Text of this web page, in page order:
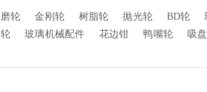
磨轮 金刚轮 树脂轮 抛光轮 BD轮
轮
玻璃机械配件 花边钳 鸭嘴轮
吸盘
化炉轨道绳
羊毛轮 胶辊 除膜轮 其它